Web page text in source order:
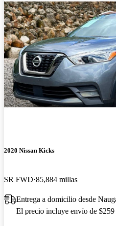
2020 Nissan Kicks
SR FWD 85,884 millas
Entrega a domicilio desde
El precio incluye envío de $259